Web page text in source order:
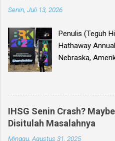
Senin, Juli 13, 2026
Penulis (Teguh
Hathaway
Nebraska,
Buffett dan
investor, seperti
bulan sekali,
Investment
yang berisi
IHSG Senin Crash?
Disitulah Masalahnya
Minggu, Agustus 31, 2025